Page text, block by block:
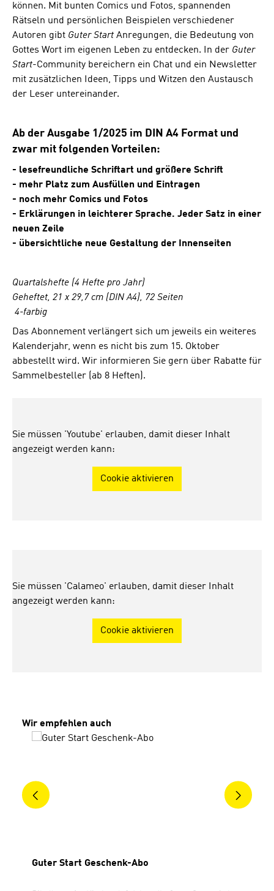
können. Mit bunten Comics und Fotos, spannenden
Rätseln und persönlichen Beispielen verschiedener
Autoren gibt Guter Start Anregungen, die Bedeutung von
Gottes Wort im eigenen Leben zu entdecken. In der Guter
Start-Community bereichern ein Chat und ein Newsletter
mit zusätzlichen Ideen, Tipps und Witzen den Austausch
der Leser untereinander.
Ab der Ausgabe 1/2025 im DIN A4 Format und
zwar mit folgenden Vorteilen:
- lesefreundliche Schriftart und größere Schrift
- mehr Platz zum Ausfüllen und Eintragen
- noch mehr Comics und Fotos
- Erklärungen in leichterer Sprache. Jeder Satz in einer
neuen Zeile
- übersichtliche neue Gestaltung der Innenseiten
Quartalshefte (4 Hefte pro Jahr)
Geheftet, 21 x 29,7 cm (DIN A4), 72 Seiten
4-farbig
Das Abonnement verlängert sich um jeweils ein weiteres
Kalenderjahr, wenn es nicht bis zum 15. Oktober
abbestellt wird. Wir informieren Sie gern über Rabatte für
Sammelbesteller (ab 8 Heften).
Sie müssen 'Youtube' erlauben, damit dieser Inhalt
angezeigt werden kann:
Cookie aktivieren
Sie müssen 'Calameo' erlauben, damit dieser Inhalt
angezeigt werden kann:
Cookie aktivieren
Produktgalerie überspringen
Wir empfehlen auch
Guter Start Geschenk-Abo